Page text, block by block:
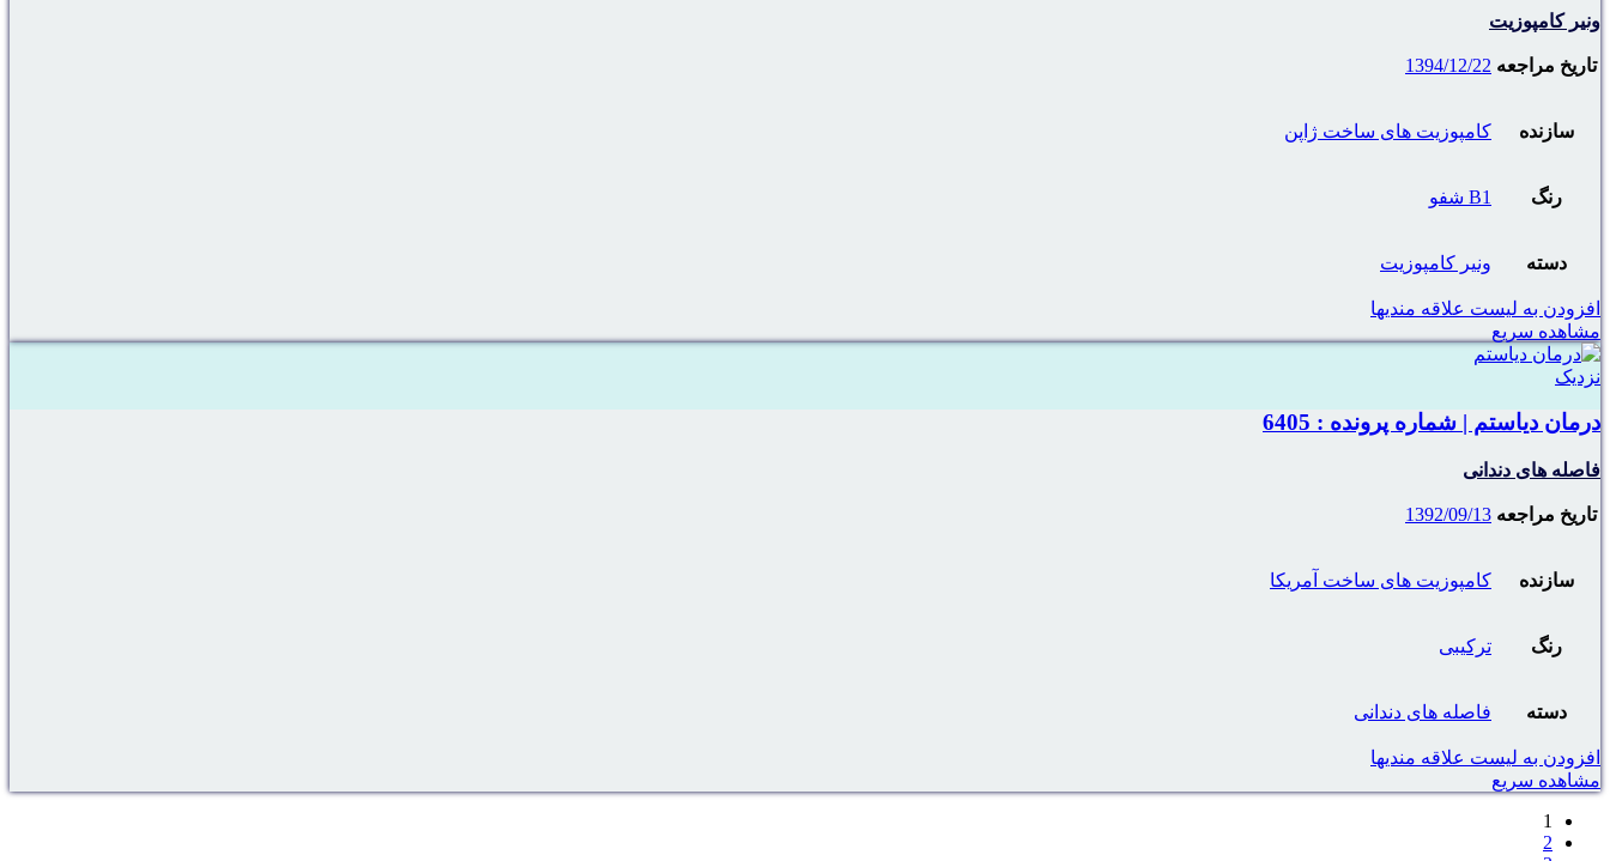
ونیر کامپوزیت
تاریخ مراجعه 1394/12/22
سازنده کامپوزیت های ساخت ژاپن
رنگ B1 شفو
دسته ونیر کامپوزیت
افزودن به لیست علاقه مندیها
مشاهده سریع
نزدیک
درمان دیاستم | شماره پرونده : 6405
فاصله های دندانی
تاریخ مراجعه 1392/09/13
سازنده کامپوزیت های ساخت آمریکا
رنگ ترکیبی
دسته فاصله های دندانی
افزودن به لیست علاقه مندیها
مشاهده سریع
1
2